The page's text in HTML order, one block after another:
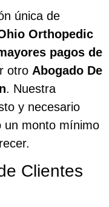
única de
Orthopedic
pagos de
otro Abogado De
. Nuestra
y necesario
un monto mínimo
Clientes